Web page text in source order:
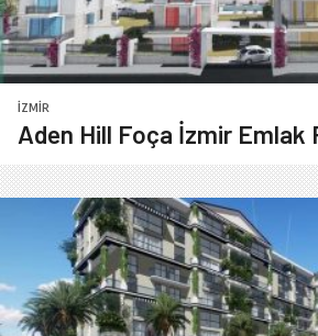
İZMIR
Aden Hill Foça İzmir Emlak